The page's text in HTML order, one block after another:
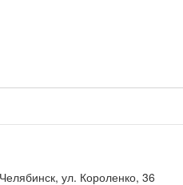
ул. Короленко, 36